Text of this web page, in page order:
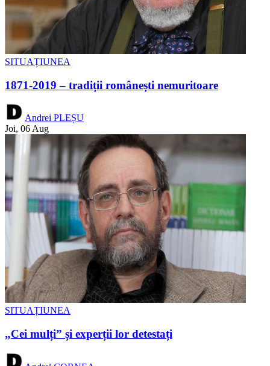
SITUAȚIUNEA
1871-2019 – tradiții românești nemuritoare
Andrei PLEȘU
Joi, 06 Aug
SITUAȚIUNEA
„Cei mulți” și experții lor detestați